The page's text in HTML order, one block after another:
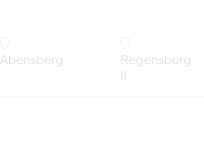
Abensberg
Regensburg